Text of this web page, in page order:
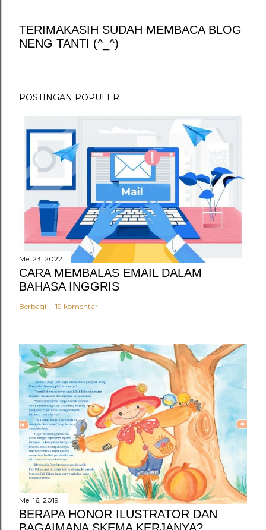
P
i
m
TERIMAKASIH SUDAH MEMBACA BLOG
NENG TANTI (^_^)
POSTINGAN POPULER
Mei 23, 2022
CARA MEMBALAS EMAIL DALAM
BAHASA INGGRIS
Berbagi 19 komentar
Mei 16, 2019
BERAPA HONOR ILUSTRATOR DAN